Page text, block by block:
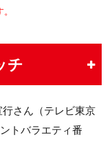
チ
さん（テレビ東京
トバラエティ番